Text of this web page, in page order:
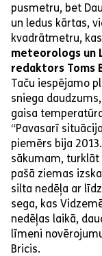
pusmetru, bet
un ledus kārtas,
kvadrātmetru,
meteorologs un
redaktors Toms
Taču iespējamo
sniega
gaisa
“Pavasarī
piemērs bija
sākumam, turklāt
pašā ziemas
silta nedēļa ar
sega, kas
nedēļas laikā,
līmeni
Bricis.